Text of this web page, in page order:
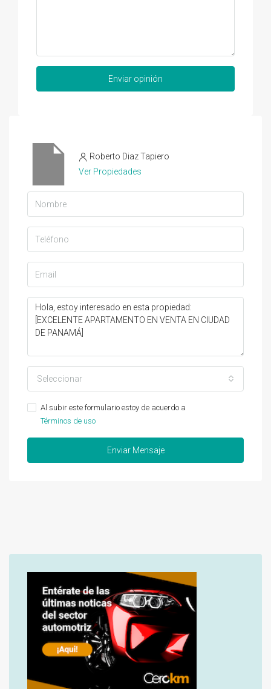
Enviar opinión
Roberto Diaz Tapiero
Ver Propiedades
Seleccionar
Al subir este formulario estoy de acuerdo a
Términos de uso
Enviar Mensaje